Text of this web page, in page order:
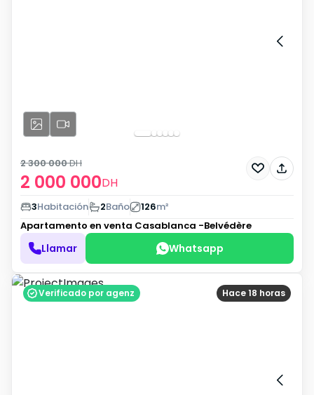
2 000 000DH
2 300 000DH
3Habitación 2Baño 126m²
Apartamento en venta Casablanca -Belvédère
Llamar Whatsapp
Hace 18 horas
Verificado por agenz